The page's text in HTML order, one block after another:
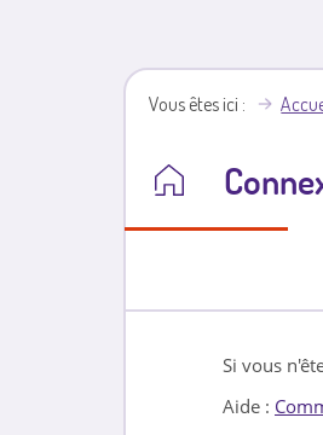
Vous êtes ici
Si vous
Aide :